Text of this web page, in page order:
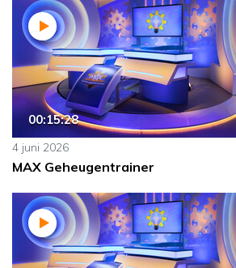
00:15:28
4 juni 2026
MAX Geheugentrainer